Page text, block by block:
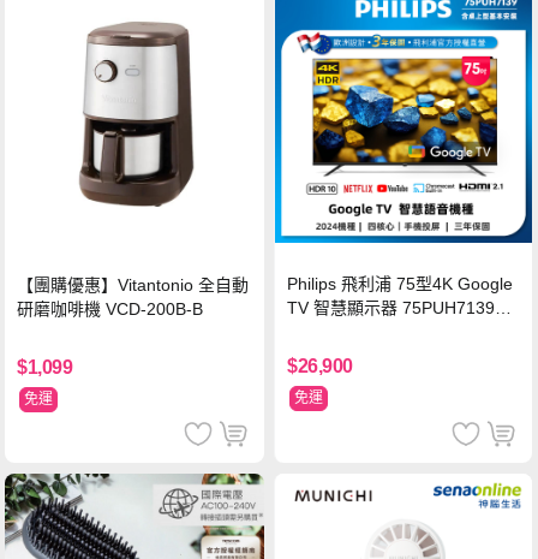
【團購優惠】Vitantonio 全自動
研磨咖啡機 VCD-200B-B
$1,099
免運
Philips 飛利浦 75型4K Google
TV 智慧顯示器 75PUH7139
$26,900
免運